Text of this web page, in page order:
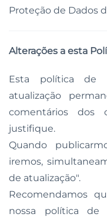
Proteção de Dados
Alterações a esta
Esta política de
atualização
comentários dos
justifique.
Quando
iremos,
de atualização".
Recomendamos
nossa política de